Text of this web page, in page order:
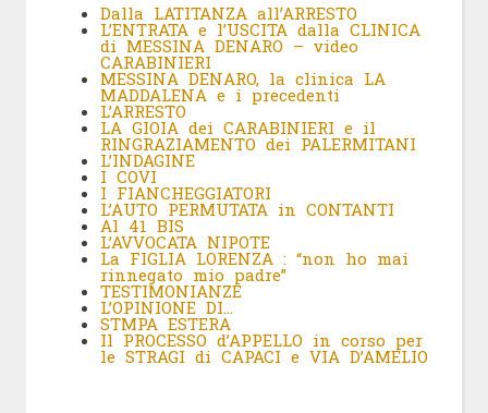
Dalla LATITANZA all’ARRESTO
L’ENTRATA e l’USCITA dalla CLINICA
di MESSINA DENARO – video
CARABINIERI
MESSINA DENARO, la clinica LA
MADDALENA e i precedenti
L’ARRESTO
LA GIOIA dei CARABINIERI e il
RINGRAZIAMENTO dei PALERMITANI
L’INDAGINE
I COVI
I FIANCHEGGIATORI
L’AUTO PERMUTATA in CONTANTI
Al 41 BIS
L’AVVOCATA NIPOTE
La FIGLIA LORENZA : “non ho mai
rinnegato mio padre”
TESTIMONIANZE
L’OPINIONE DI…
STMPA ESTERA
Il PROCESSO d’APPELLO in corso per
le STRAGI di CAPACI e VIA D’AMELIO